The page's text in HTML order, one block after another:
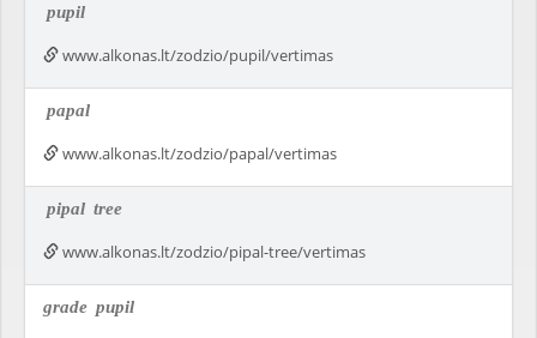
pupil
www.alkonas.lt/zodzio/pupil/vertimas
papal
www.alkonas.lt/zodzio/papal/vertimas
pipal tree
www.alkonas.lt/zodzio/pipal-tree/vertimas
grade pupil